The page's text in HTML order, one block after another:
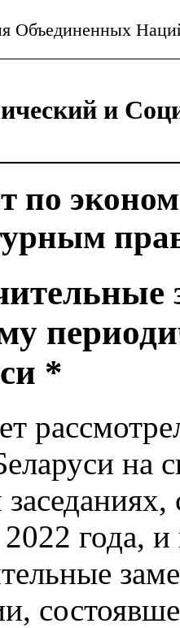
Объединенных
и
по
*
на
года,